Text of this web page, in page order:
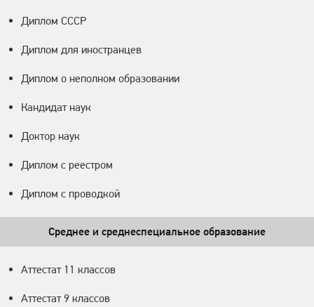
Диплом СССР
Диплом для иностранцев
Диплом о неполном образовании
Кандидат наук
Доктор наук
Диплом с реестром
Диплом с проводкой
Среднее и среднеспециальное образование
Аттестат 11 классов
Аттестат 9 классов